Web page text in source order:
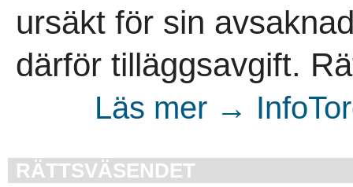
ursäkt för sin
därför tilläggsavgift.
Läs mer →
RÄTTSVÄSENDET